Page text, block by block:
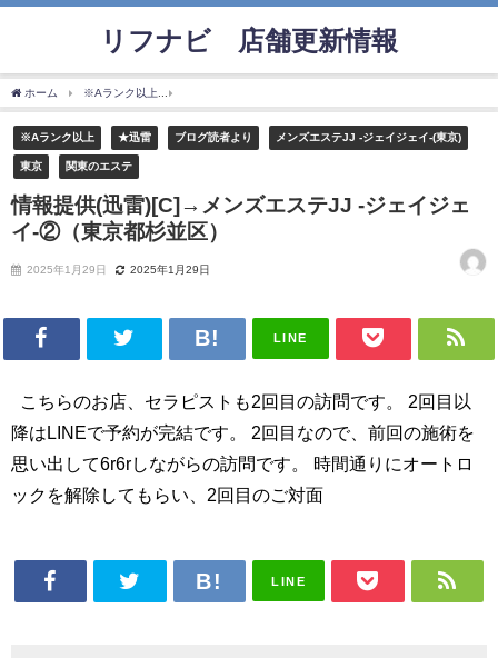
リフナビ®店舗更新情報
ホーム ※Aランク以上
※Aランク以上 ★迅雷 ブログ読者より メンズエステJJ -ジェイジェイ-(東京)
東京 関東のエステ
情報提供(迅雷)[C]→メンズエステJJ -ジェイジェ
イ-②（東京都杉並区）
2025年1月29日 2025年1月29日
LINE
こちらのお店、セラピストも2回目の訪問です。 2回目以
降はLINEで予約が完結です。 2回目なので、前回の施術を
思い出して6r6rしながらの訪問です。 時間通りにオートロ
ックを解除してもらい、2回目のご対面
LINE